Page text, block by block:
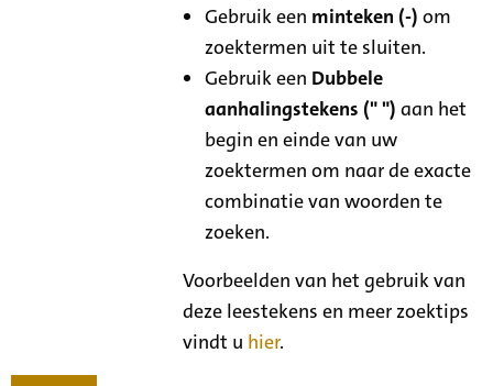
Gebruik een minteken (-) om
zoektermen uit te sluiten.
Gebruik een Dubbele
aanhalingstekens (" ") aan het
begin en einde van uw
zoektermen om naar de exacte
combinatie van woorden te
zoeken.
Voorbeelden van het gebruik van
deze leestekens en meer zoektips
vindt u hier.